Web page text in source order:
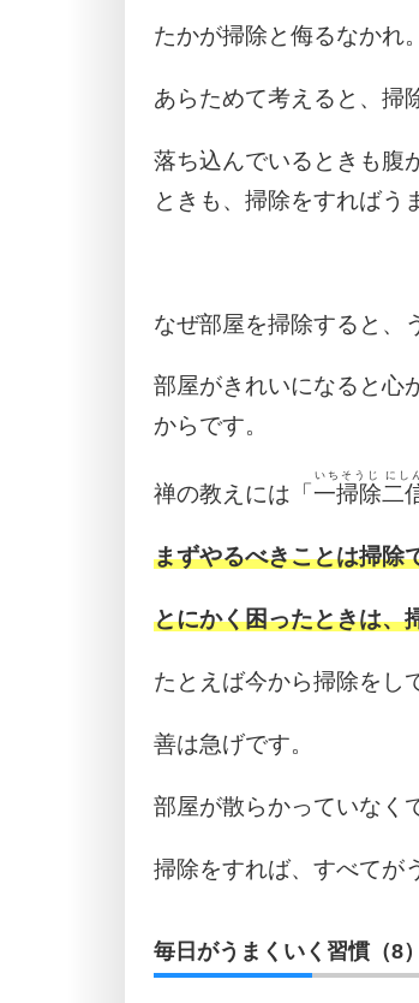
たかが掃除と侮るなかれ。
あらためて考えると、掃
落ち込んでいるときも腹
ときも、掃除をすればう
なぜ部屋を掃除すると、
部屋がきれいになると心
からです。
禅の教えには「 一掃除二
いちそうじ にし
まずやるべきことは掃除
とにかく困ったときは、
たとえば今から掃除をし
善は急げです。
部屋が散らかっていなく
掃除をすれば、すべてが
毎日がうまくいく習慣（8）